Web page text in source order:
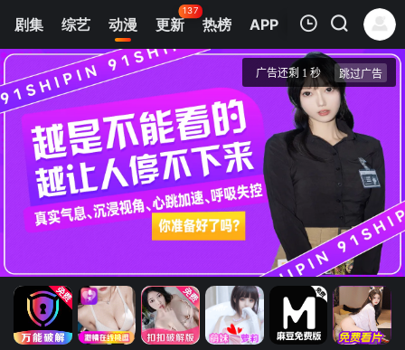
剧集 综艺 动漫 更新
137
热榜 APP
我的观影记录
第1集
我真的不想当第一
清空